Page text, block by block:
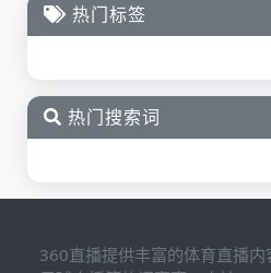
热门标签
热门搜索词
360直播提供丰富的体育直播